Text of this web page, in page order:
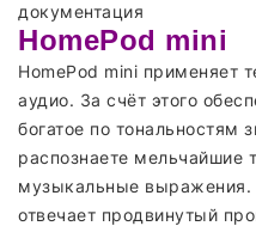
документация
HomePod mini
HomePod mini применяет
аудио. За счёт этого
богатое по тональностям
распознаете мельчайшие
музыкальные выражения.
отвечает продвинутый